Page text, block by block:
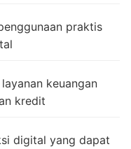
praktis
keuangan
kredit
digital yang dapat